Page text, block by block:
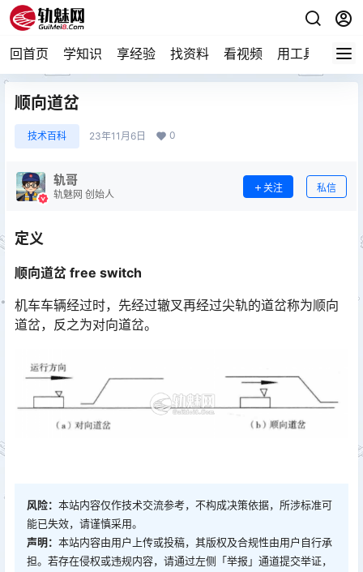
回首页 学知识 享经验 找资料 看视频 用工具 论技
顺向道岔
技术百科 23年11月6日 0
轨哥
轨魅网 创始人
关注 私信
定义
顺向道岔 free switch
机车车辆经过时，先经过辙叉再经过尖轨的道岔称为顺向
道岔，反之为对向道岔。
风险： 本站内容仅作技术交流参考，不构成决策依据，所涉标准可
能已失效，请谨慎采用。
声明： 本站内容由用户上传或投稿，其版权及合规性由用户自行承
担。若存在侵权或违规内容，请通过左侧「举报」通道提交举证，